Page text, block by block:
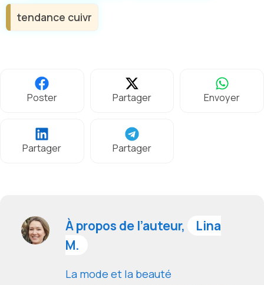
tendance cuivr
Poster Partager Envoyer
Partager Partager
À propos de l’auteur,
Lina
M.
La mode et la beauté